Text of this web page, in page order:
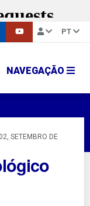
PT
NAVEGAÇÃO
SETEMBRO DE